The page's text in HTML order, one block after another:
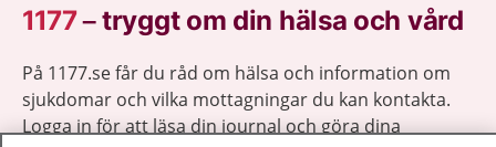
1177–tryggt om din hälsa och vård
På 1177.se får du råd om hälsa och information om
sjukdomar och vilka mottagningar du kan kontakta.
Logga in för att läsa din journal och göra dina